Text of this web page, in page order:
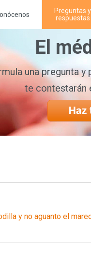
Preguntas y
respuestas
El
una pregunta
te contestarán
y no aguanto el